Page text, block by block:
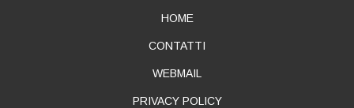
HOME
CONTATTI
WEBMAIL
PRIVACY POLICY